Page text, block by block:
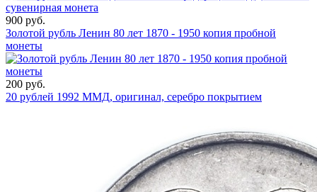
900 руб.
Золотой рубль Ленин 80 лет 1870 - 1950 копия пробной
монеты
200 руб.
20 рублей 1992 ММД, оригинал, серебро покрытием